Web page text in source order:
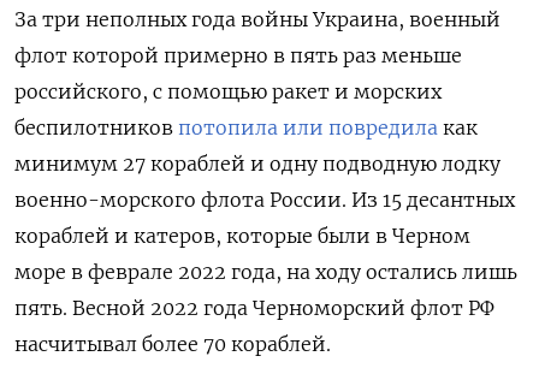
За три неполных года войны Украина, военный
флот которой примерно в пять раз меньше
российского, с помощью ракет и морских
беспилотников потопила или повредила как
минимум 27 кораблей и одну подводную лодку
военно-морского флота России. Из 15 десантных
кораблей и катеров, которые были в Черном
море в феврале 2022 года, на ходу остались лишь
пять. Весной 2022 года Черноморский флот РФ
насчитывал более 70 кораблей.